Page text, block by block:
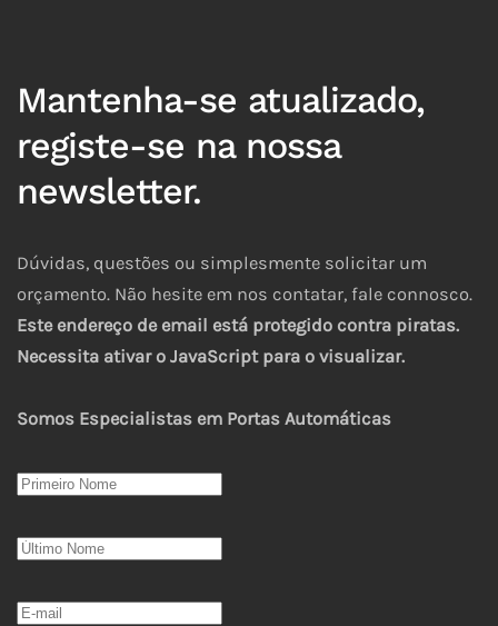
Mantenha-se atualizado,
registe-se na nossa
newsletter.
Dúvidas, questões ou simplesmente solicitar um
orçamento. Não hesite em nos contatar, fale connosco.
Este endereço de email está protegido contra piratas.
Necessita ativar o JavaScript para o visualizar.
Somos Especialistas em Portas Automáticas